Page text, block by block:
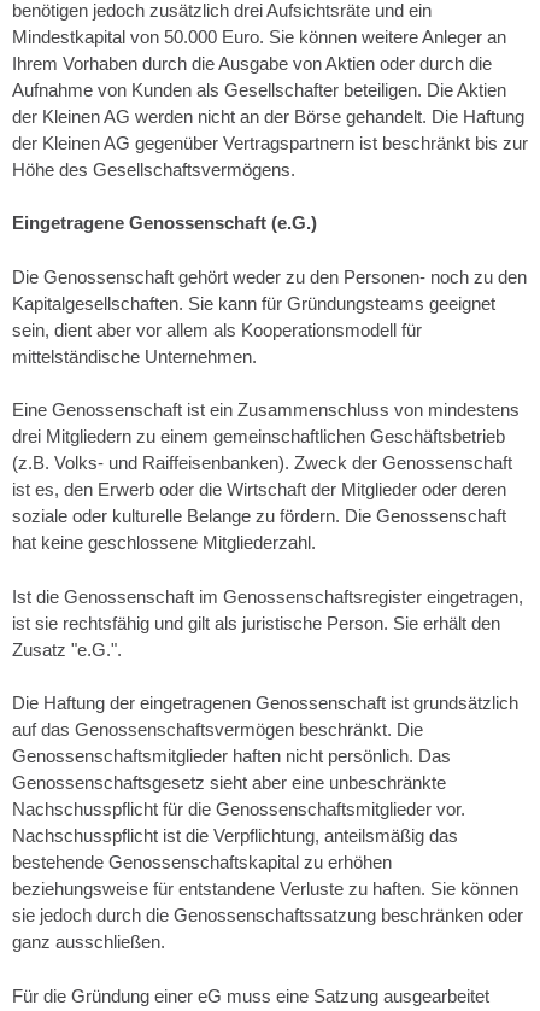
benötigen jedoch zusätzlich drei Aufsichtsräte und ein
Mindestkapital von 50.000 Euro. Sie können weitere Anleger an
Ihrem Vorhaben durch die Ausgabe von Aktien oder durch die
Aufnahme von Kunden als Gesellschafter beteiligen. Die Aktien
der Kleinen AG werden nicht an der Börse gehandelt. Die Haftung
der Kleinen AG gegenüber Vertragspartnern ist beschränkt bis zur
Höhe des Gesellschaftsvermögens.
Eingetragene Genossenschaft (e.G.)
Die Genossenschaft gehört weder zu den Personen- noch zu den
Kapitalgesellschaften. Sie kann für Gründungsteams geeignet
sein, dient aber vor allem als Kooperationsmodell für
mittelständische Unternehmen.
Eine Genossenschaft ist ein Zusammenschluss von mindestens
drei Mitgliedern zu einem gemeinschaftlichen Geschäftsbetrieb
(z.B. Volks- und Raiffeisenbanken). Zweck der Genossenschaft
ist es, den Erwerb oder die Wirtschaft der Mitglieder oder deren
soziale oder kulturelle Belange zu fördern. Die Genossenschaft
hat keine geschlossene Mitgliederzahl.
Ist die Genossenschaft im Genossenschaftsregister eingetragen,
ist sie rechtsfähig und gilt als juristische Person. Sie erhält den
Zusatz "e.G.".
Die Haftung der eingetragenen Genossenschaft ist grundsätzlich
auf das Genossenschaftsvermögen beschränkt. Die
Genossenschaftsmitglieder haften nicht persönlich. Das
Genossenschaftsgesetz sieht aber eine unbeschränkte
Nachschusspflicht für die Genossenschaftsmitglieder vor.
Nachschusspflicht ist die Verpflichtung, anteilsmäßig das
bestehende Genossenschaftskapital zu erhöhen
beziehungsweise für entstandene Verluste zu haften. Sie können
sie jedoch durch die Genossenschaftssatzung beschränken oder
ganz ausschließen.
Für die Gründung einer eG muss eine Satzung ausgearbeitet